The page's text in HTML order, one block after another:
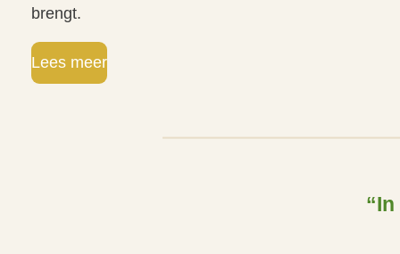
brengt.
Lees meer